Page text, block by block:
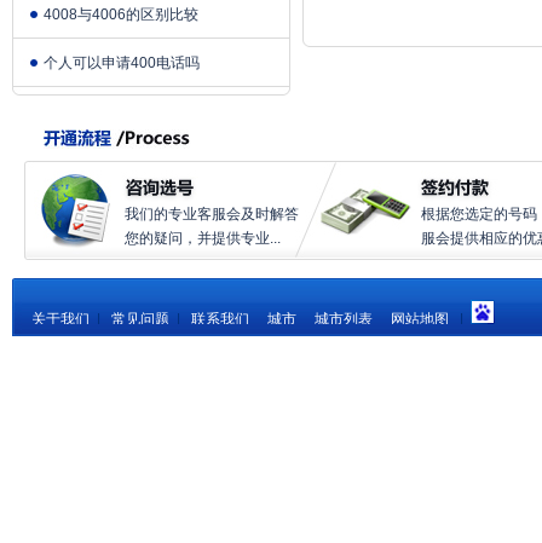
4008与4006的区别比较
个人可以申请400电话吗
我们的专业客服会及时解答
您的疑问，并提供专业...
根据您选定的号码
服会提供相应的优
关于我们 常见问题 联系我们 城市 城市列表 网站地图